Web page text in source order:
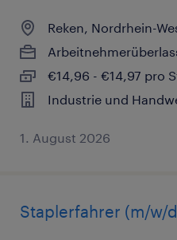
Reken, Nordrhein-
€14,96 - €14,97 pro
Industrie und
1. August 2026
Staplerfahrer (m/w/